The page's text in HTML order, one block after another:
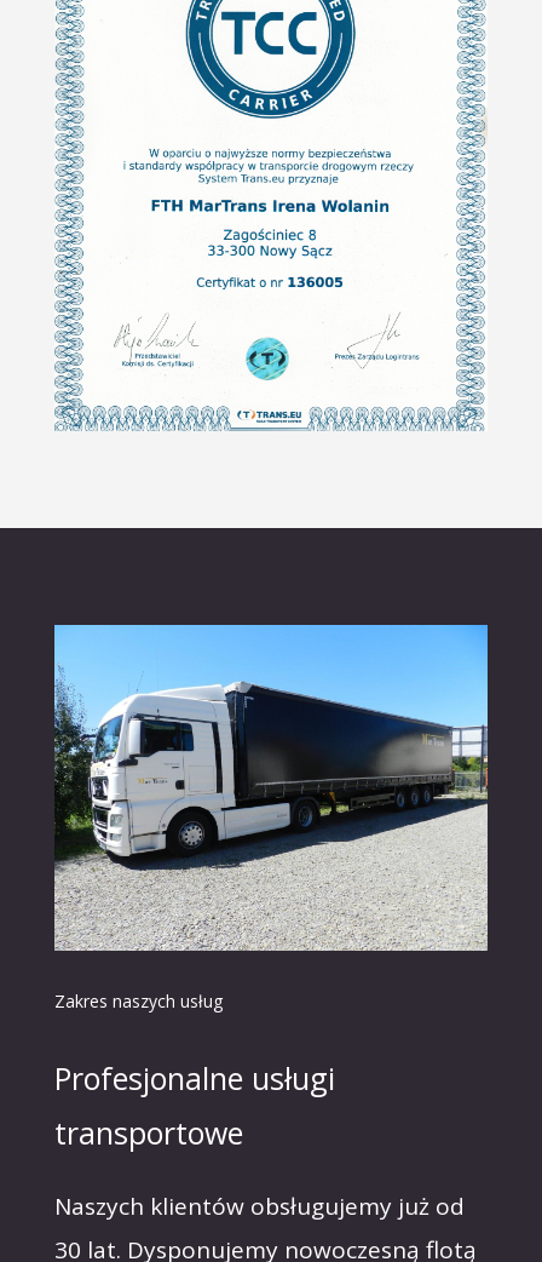
Zakres naszych usług
Profesjonalne usługi
transportowe
Naszych klientów obsługujemy już od
30 lat. Dysponujemy nowoczesną flotą